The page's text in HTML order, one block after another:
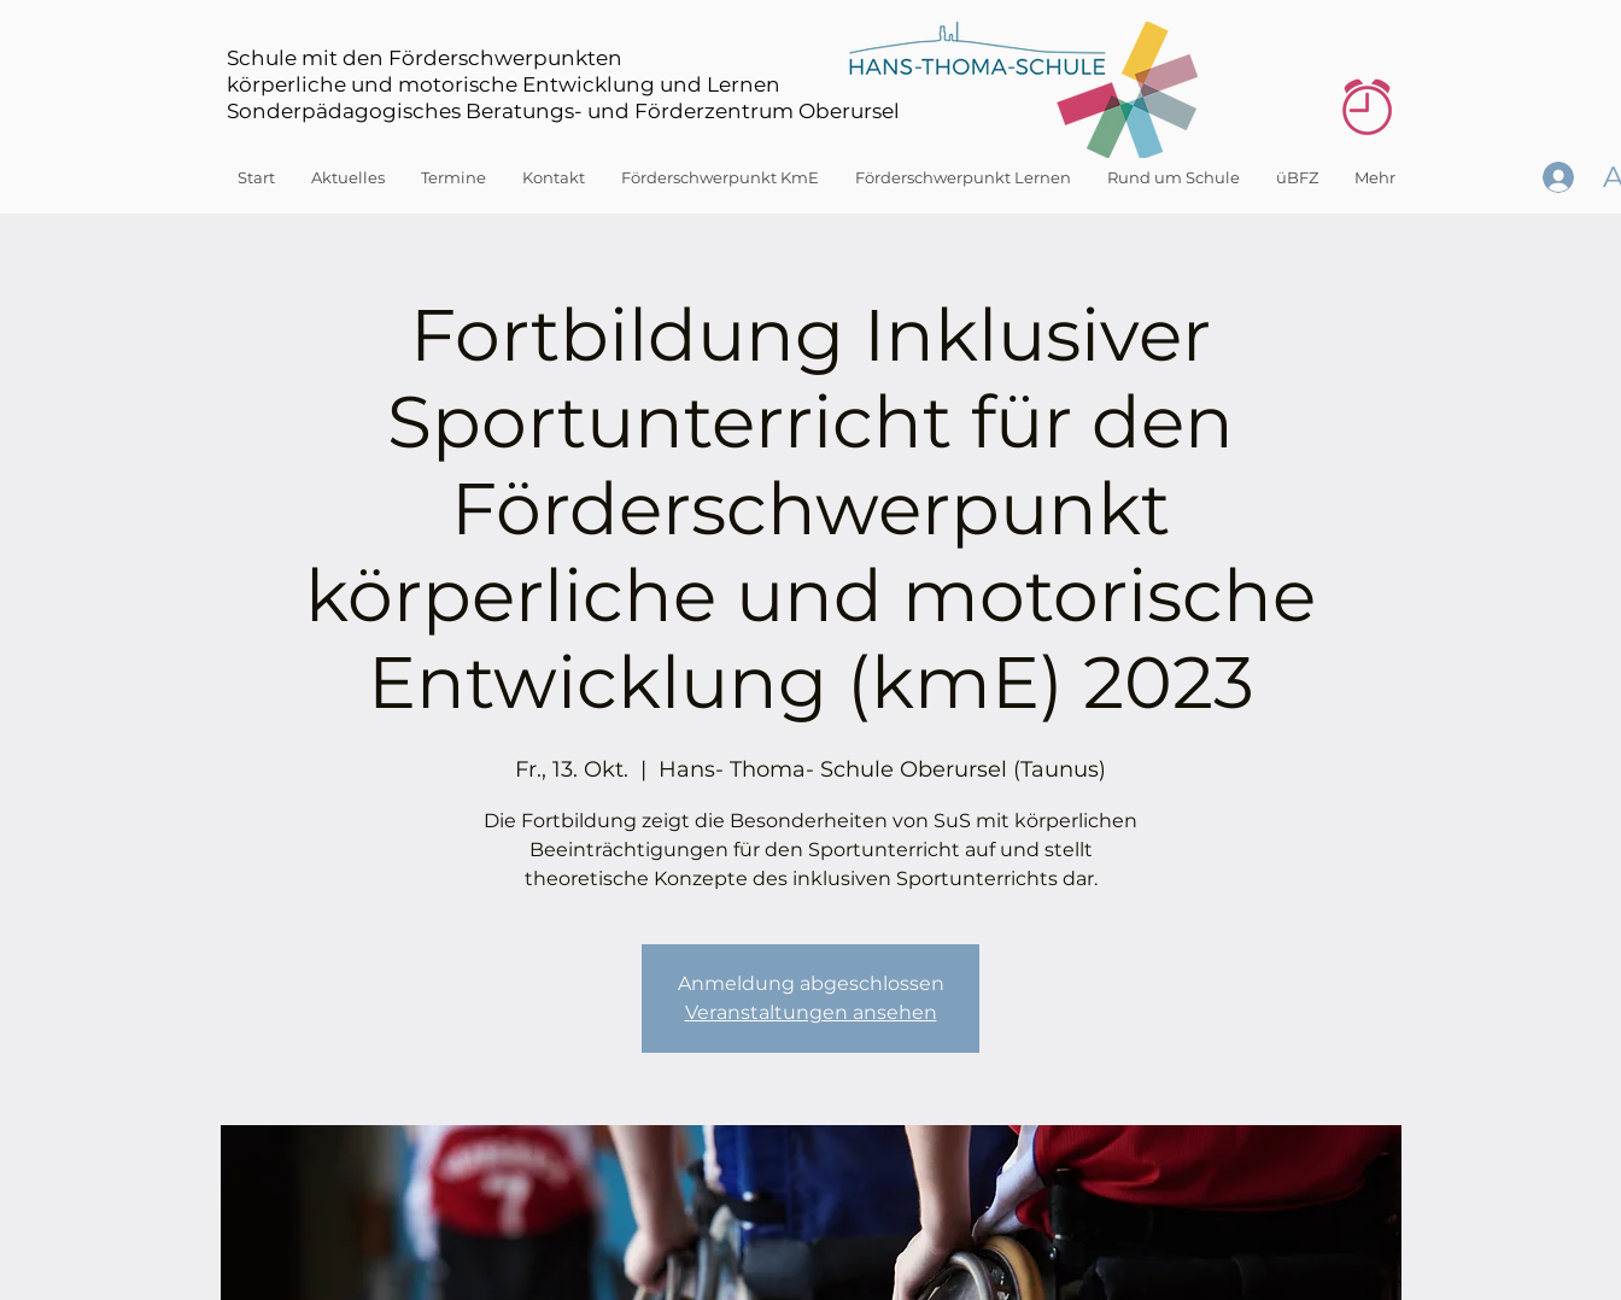
Schule mit den Förderschwerpunkten
körperliche und motorische Entwicklung und Lernen
Sonderpädagogisches Beratungs- und Förderzentrum Oberursel
Start Aktuelles Termine Kontakt Förderschwerpunkt KmE Förderschwerpunkt Lernen Rund um Schule üBFZ Mehr
Fortbildung Inklusiver
Sportunterricht für den
Förderschwerpunkt
körperliche und motorische
Entwicklung (kmE) 2023
Fr., 13. Okt.
  |
Hans- Thoma- Schule Oberursel (Taunus)
Die Fortbildung zeigt die Besonderheiten von SuS mit körperlichen
Beeinträchtigungen für den Sportunterricht auf und stellt
theoretische Konzepte des inklusiven Sportunterrichts dar.
Anmeldung abgeschlossen
Veranstaltungen ansehen